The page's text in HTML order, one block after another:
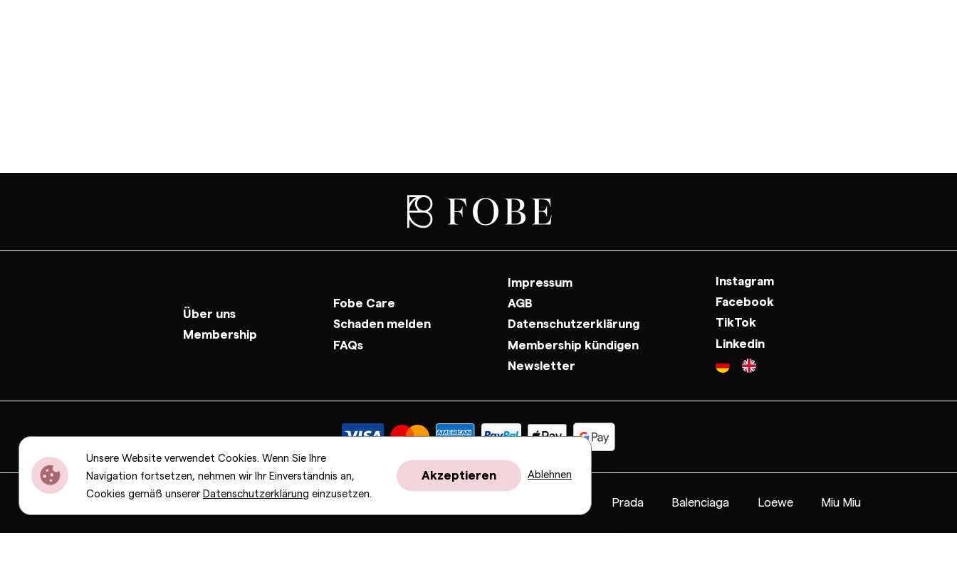
Über uns
Membership
Fobe Care
Schaden melden
FAQs
Impressum
AGB
Datenschutzerklärung
Membership kündigen
Newsletter
Instagram
Facebook
TikTok
Linkedin
Bottega Veneta Celine Prada Balenciaga Loewe Miu Miu
Unsere Website verwendet Cookies. Wenn Sie Ihre
Navigation fortsetzen, nehmen wir Ihr Einverständnis an,
Cookies gemäß unserer Datenschutzerklärung einzusetzen.
Akzeptieren Ablehnen